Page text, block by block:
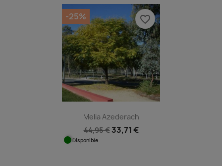
Melia Azederach
44,95 € 33,71 €
Disponible
-25% favorite_border